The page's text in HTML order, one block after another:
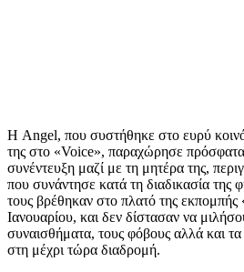
Η Angel, που συστήθηκε στο ευρύ
της στο «Voice», παραχώρησε πρόσφατα
συνέντευξη μαζί με τη μητέρα της,
που συνάντησε κατά τη διαδικασία της
τους βρέθηκαν στο πλατό της εκπομπής
Ιανουαρίου, και δεν δίστασαν να
συναισθήματα, τους φόβους αλλά και
στη μέχρι τώρα διαδρομή.